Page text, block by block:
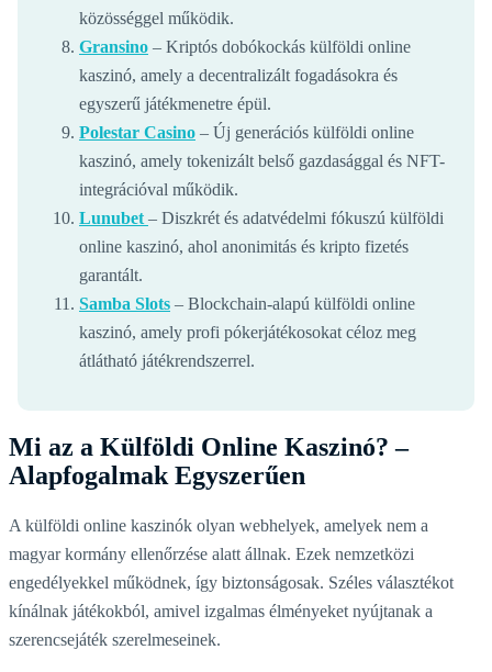
közösséggel működik.
Gransino – Kriptós dobókockás külföldi online
kaszinó, amely a decentralizált fogadásokra és
egyszerű játékmenetre épül.
Polestar Casino – Új generációs külföldi online
kaszinó, amely tokenizált belső gazdasággal és NFT-
integrációval működik.
Lunubet – Diszkrét és adatvédelmi fókuszú külföldi
online kaszinó, ahol anonimitás és kripto fizetés
garantált.
Samba Slots – Blockchain-alapú külföldi online
kaszinó, amely profi pókerjátékosokat céloz meg
átlátható játékrendszerrel.
Mi az a Külföldi Online Kaszinó? –
Alapfogalmak Egyszerűen
A külföldi online kaszinók olyan webhelyek, amelyek nem a
magyar kormány ellenőrzése alatt állnak. Ezek nemzetközi
engedélyekkel működnek, így biztonságosak. Széles választékot
kínálnak játékokból, amivel izgalmas élményeket nyújtanak a
szerencsejáték szerelmeseinek.